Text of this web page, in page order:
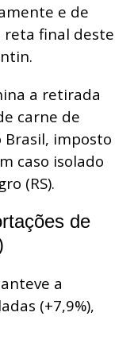
e de
final deste
a retirada
carne de
imposto
caso isolado
(RS).
de
a
(+7,9%),